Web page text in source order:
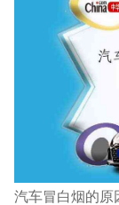
汽车冒白烟的原